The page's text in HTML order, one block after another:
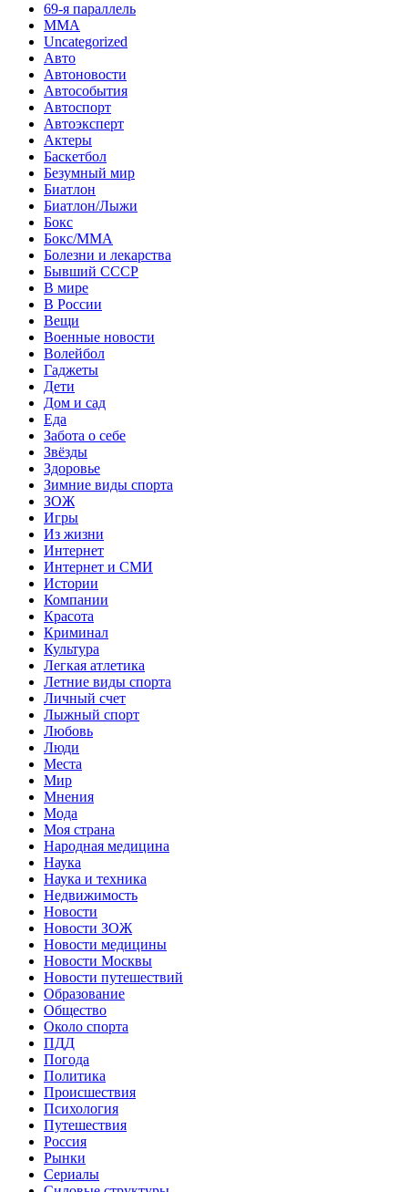
69-я параллель
MMA
Uncategorized
Авто
Автоновости
Автособытия
Автоспорт
Автоэксперт
Актеры
Баскетбол
Безумный мир
Биатлон
Биатлон/Лыжи
Бокс
Бокс/MMA
Болезни и лекарства
Бывший СССР
В мире
В России
Вещи
Военные новости
Волейбол
Гаджеты
Дети
Дом и сад
Еда
Забота о себе
Звёзды
Здоровье
Зимние виды спорта
ЗОЖ
Игры
Из жизни
Интернет
Интернет и СМИ
Истории
Компании
Красота
Криминал
Культура
Легкая атлетика
Летние виды спорта
Личный счет
Лыжный спорт
Любовь
Люди
Места
Мир
Мнения
Мода
Моя страна
Народная медицина
Наука
Наука и техника
Недвижимость
Новости
Новости ЗОЖ
Новости медицины
Новости Москвы
Новости путешествий
Образование
Общество
Около спорта
ПДД
Погода
Политика
Происшествия
Психология
Путешествия
Россия
Рынки
Сериалы